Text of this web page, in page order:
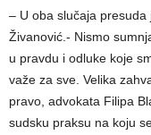
– U oba slučaja
Živanović.- Nismo
u pravdu i odluke koje
važe za sve. Velika
pravo, advokata Filipa
sudsku praksu na koju